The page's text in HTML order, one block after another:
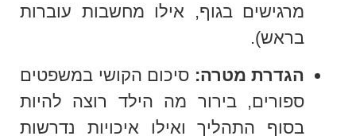
מרגישים בגוף, אילו מחשבות עוברות
בראש).
הגדרת מטרה: סיכום הקושי במשפטים
ספורים, בירור מה הילד רוצה להיות
בסוף התהליך ואילו איכויות נדרשות